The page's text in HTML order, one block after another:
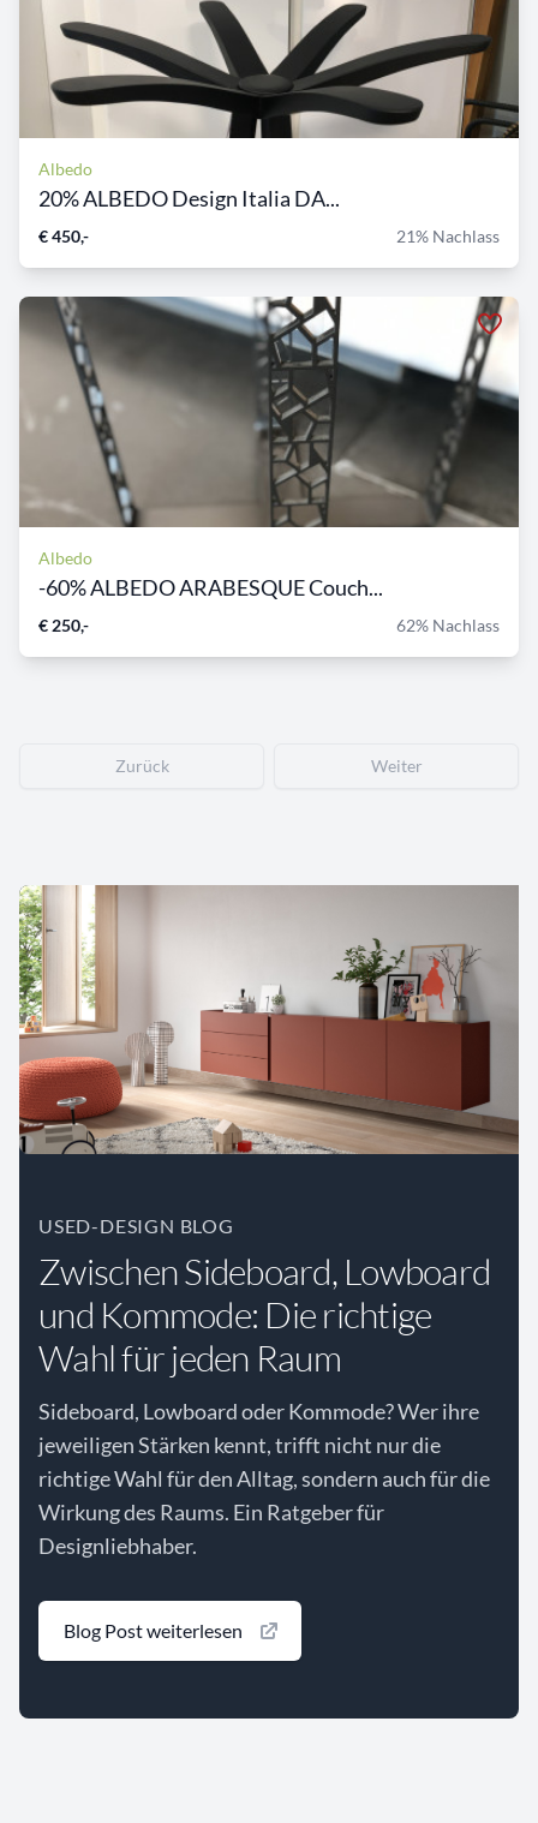
Albedo
20% ALBEDO Design Italia DA...
€ 450,- 21% Nachlass
Albedo
-60% ALBEDO ARABESQUE Couch...
€ 250,- 62% Nachlass
Zurück Weiter
USED-DESIGN BLOG
Zwischen Sideboard, Lowboard
und Kommode: Die richtige
Wahl für jeden Raum
Sideboard, Lowboard oder Kommode? Wer ihre
jeweiligen Stärken kennt, trifft nicht nur die
richtige Wahl für den Alltag, sondern auch für die
Wirkung des Raums. Ein Ratgeber für
Designliebhaber.
Blog Post weiterlesen